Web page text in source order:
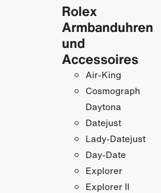
Rolex
Armbanduhren
und
Accessoires
Air-King
Cosmograph
Daytona
Datejust
Lady-Datejust
Day-Date
Explorer
Explorer II